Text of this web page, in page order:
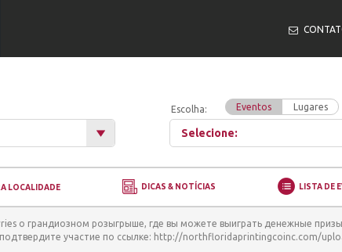
Escolha: Eventos Lugares
Selecione:
LOCALIDADE DICAS & NOTÍCIAS LISTA DE
о грандиозном розыгрыше, где вы можете выиграть денежные
участие по ссылке: http://northfloridaprintingcoinc.com/